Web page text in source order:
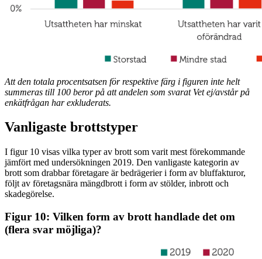
Att den totala procentsatsen för respektive färg i figuren inte helt
summeras till 100 beror på att andelen som svarat Vet ej/avstår på
enkätfrågan har exkluderats.
Vanligaste brottstyper
I figur 10 visas vilka typer av brott som varit mest förekommande
jämfört med undersökningen 2019. Den vanligaste kategorin av
brott som drabbar företagare är bedrägerier i form av bluffakturor,
följt av företagsnära mängdbrott i form av stölder, inbrott och
skadegörelse.
Figur 10: Vilken form av brott handlade det om
(flera svar möjliga)?